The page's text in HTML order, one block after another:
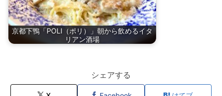
京都下鴨「POLI（ポリ）」朝から飲めるイタ
リアン酒場
シェアする